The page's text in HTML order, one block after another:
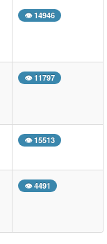
👁 14946
👁 11797
👁 15513
👁 4491